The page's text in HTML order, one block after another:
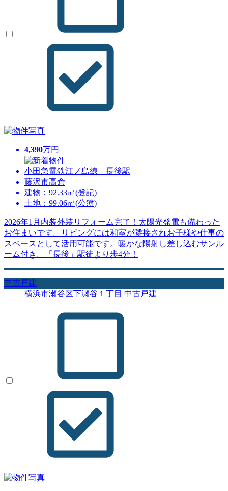
4,390万円
小田急電鉄江ノ島線 長後駅
藤沢市高倉
建物：92.33㎡(登記)
土地：99.06㎡(公簿)
2026年1月内装外装リフォーム完了！太陽光発電も備わった
お住まいです。リビングには和室が隣接されお子様や仕事の
スペースとして活用可能です。暖かな陽射し差し込むサンル
ーム付き。「長後」駅徒より歩4分！
中古戸建
横浜市瀬谷区下瀬谷１丁目 中古戸建